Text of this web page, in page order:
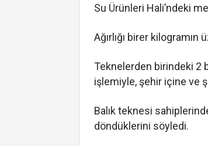
Su Ürünleri Hali’ndeki
Ağırlığı birer
Teknelerden birindeki 2
işlemiyle, şehir içine ve
Balık teknesi
döndüklerini söyledi.